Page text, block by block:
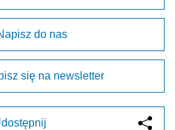
do nas
się na newsletter